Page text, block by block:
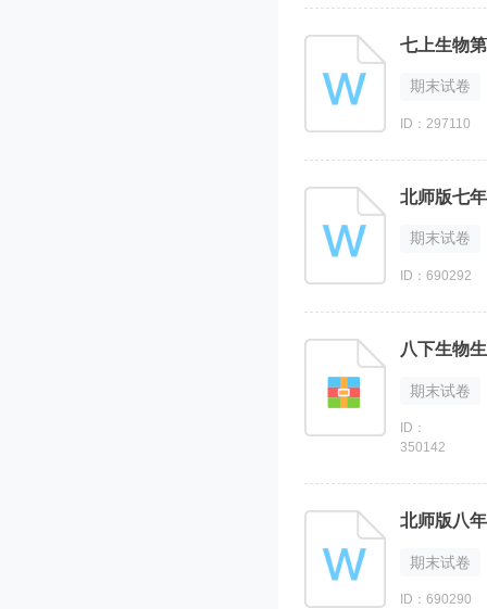
七上生物
期末试卷
ID：297110
北师版七
期末试卷
ID：690292
八下生物
期末试卷
ID：
350142
北师版八
期末试卷
ID：690290